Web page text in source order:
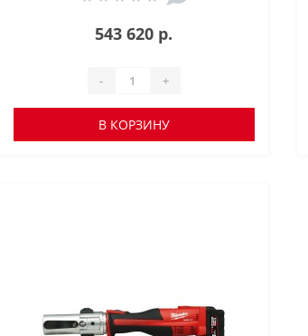
543 620 р.
- +
В КОРЗИНУ